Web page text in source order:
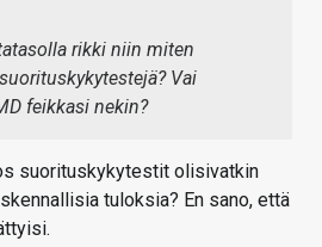
rikki niin miten
Vai
feikkasi nekin?
suorituskykytestit olisivatkin
tuloksia? En sano, että